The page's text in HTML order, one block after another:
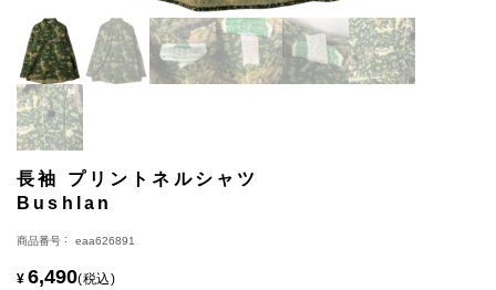
長袖 プリントネルシャツ
Bushlan
商品番号 eaa626891
¥ 6,490 税込